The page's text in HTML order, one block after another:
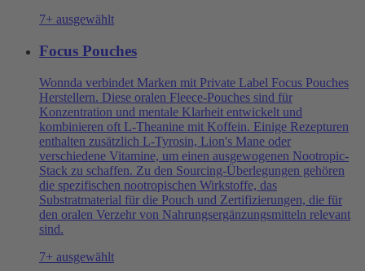
7+ ausgewählt
Focus Pouches
Wonnda verbindet Marken mit Private Label Focus Pouches
Herstellern. Diese oralen Fleece-Pouches sind für
Konzentration und mentale Klarheit entwickelt und
kombinieren oft L-Theanine mit Koffein. Einige Rezepturen
enthalten zusätzlich L-Tyrosin, Lion's Mane oder
verschiedene Vitamine, um einen ausgewogenen Nootropic-
Stack zu schaffen. Zu den Sourcing-Überlegungen gehören
die spezifischen nootropischen Wirkstoffe, das
Substratmaterial für die Pouch und Zertifizierungen, die für
den oralen Verzehr von Nahrungsergänzungsmitteln relevant
sind.
7+ ausgewählt